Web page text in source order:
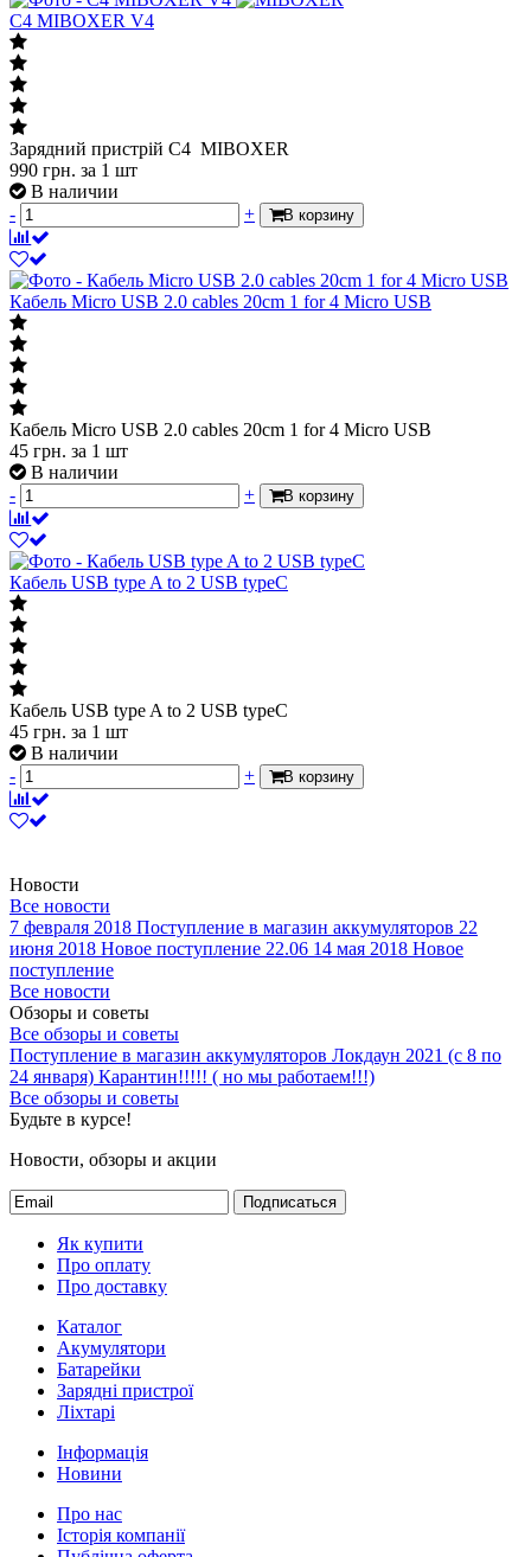
C4 MIBOXER V4
Зарядний пристрій C4 MIBOXER
990 грн. за 1 шт
В наличии
-
+ В корзину
Кабель Micro USB 2.0 cables 20cm 1 for 4 Micro USB
Кабель Micro USB 2.0 cables 20cm 1 for 4 Micro USB
45 грн. за 1 шт
В наличии
-
+ В корзину
Кабель USB type A to 2 USB typeC
Кабель USB type A to 2 USB typeC
45 грн. за 1 шт
В наличии
-
+ В корзину
Новости
Все новости
7 февраля 2018 Поступление в магазин аккумуляторов 22
июня 2018 Новое поступление 22.06 14 мая 2018 Новое
поступление
Все новости
Обзоры и советы
Все обзоры и советы
Поступление в магазин аккумуляторов Локдаун 2021 (с 8 по
24 января) Карантин!!!!! ( но мы работаем!!!)
Все обзоры и советы
Будьте в курсе!
Новости, обзоры и акции
Подписаться
Як купити
Про оплату
Про доставку
Каталог
Акумулятори
Батарейки
Зарядні пристрої
Ліхтарі
Інформація
Новини
Про нас
Історія компанії